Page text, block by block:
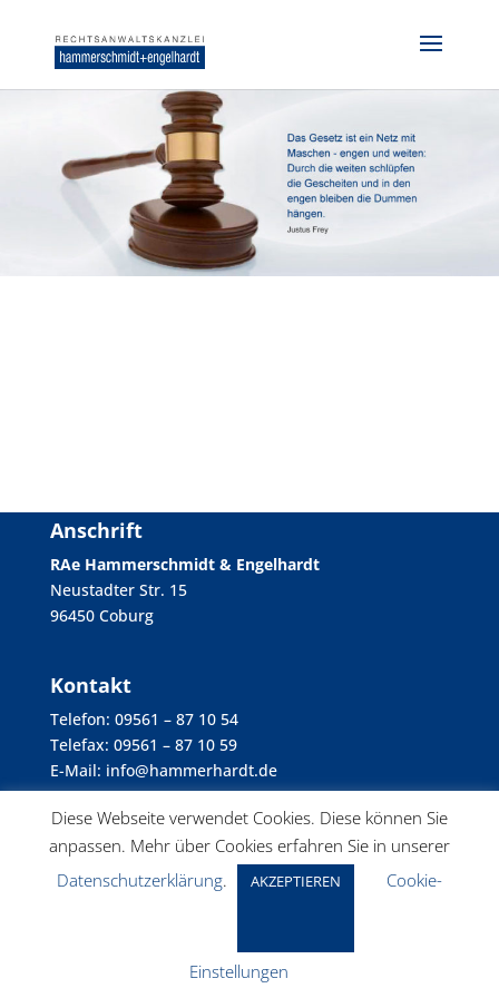
Anschrift
RAe Hammerschmidt & Engelhardt
Neustadter Str. 15
96450 Coburg
Kontakt
Telefon: 09561 – 87 10 54
Telefax: 09561 – 87 10 59
E-Mail: info@hammerhardt.de
Informationen
Datenschutz
Copyright © 2019 Hammerhardt
Diese Webseite verwendet Cookies. Diese können Sie
anpassen. Mehr über Cookies erfahren Sie in unserer
Datenschutzerklärung. AKZEPTIEREN Cookie-
Einstellungen